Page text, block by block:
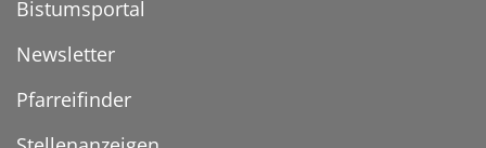
Bistumsportal
Newsletter
Pfarreifinder